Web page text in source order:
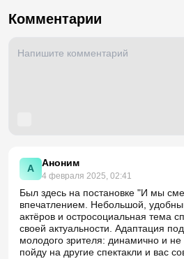
Комментарии
А Аноним
4 февраля 2025, 02:41
Был здесь на постановке "И мы
впечатлением. Небольшой,
актёров и остросоциальная тема
своей актуальности. Адаптация
молодого зрителя: динамично и
пойду на другие спектакли и вас